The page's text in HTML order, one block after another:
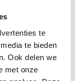
te
te bieden
Ook delen we
met onze
2663 beoordelingen